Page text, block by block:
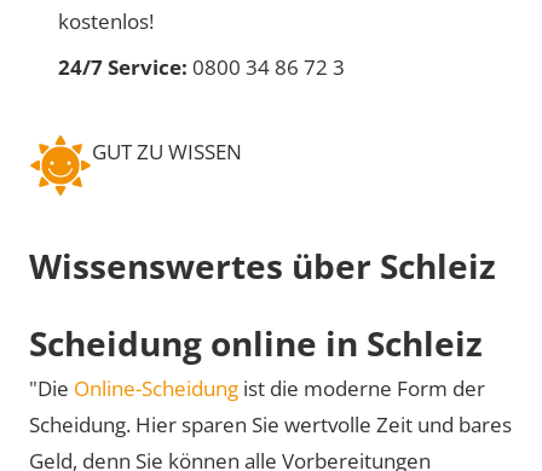
kostenlos!
24/7 Service: 0800 34 86 72 3
GUT ZU WISSEN
Wissenswertes über Schleiz
Scheidung online in Schleiz
"Die Online-Scheidung ist die moderne Form der
Scheidung. Hier sparen Sie wertvolle Zeit und bares
Geld, denn Sie können alle Vorbereitungen